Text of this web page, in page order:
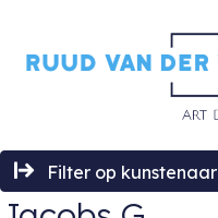
Filter op kunstenaar